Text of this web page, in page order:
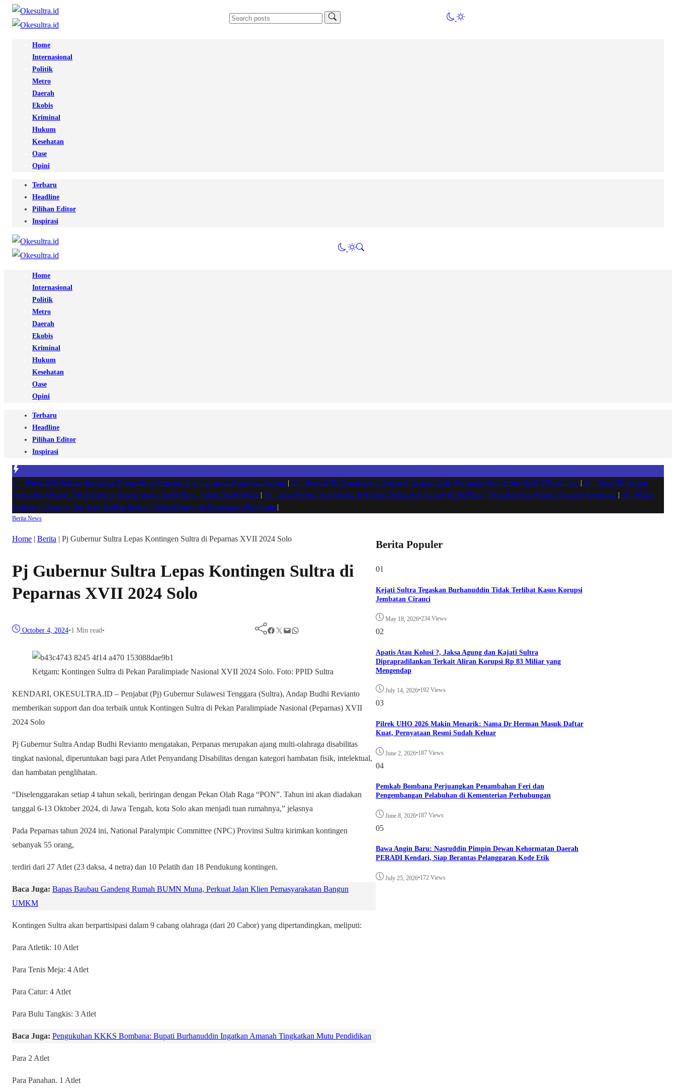
Home
Internasional
Politik
Metro
Daerah
Ekobis
Kriminal
Hukum
Kesehatan
Oase
Opini
Terbaru
Headline
Pilihan Editor
Inspirasi
Home
Internasional
Politik
Metro
Daerah
Ekobis
Kriminal
Hukum
Kesehatan
Oase
Opini
Terbaru
Headline
Pilihan Editor
Inspirasi
#1 - Pilrek USN Kolaka: Ramadhan Tosepu Bawa Semangat Asta Cita untuk Kemajuan Kampus #2 - Harga BBM Nonsubsidi di Sulawesi Tenggara Naik, Pertamina Dex Tembus Rp28.500 per Liter #3 - Siswi SD Korban
Pencabulan Oknum TNI di Konawe Selatan Alami Depresi Berat, Pelaku Masih Buron
#4 - Janda Penjual Nasi Kuning di Kendari Diduga Jadi Korban Kredit Fiktif, Terungkap Usai Mediasi Sengketa Kendaraan #5 - Kuliah
Perdana di Unsultra, Nur Alam Bagikan Praktik Politik Hukum dari Pengalaman Memimpin
Berita News
Home | Berita | Pj Gubernur Sultra Lepas Kontingen Sultra di Peparnas XVII 2024 Solo
Pj Gubernur Sultra Lepas Kontingen Sultra di
Peparnas XVII 2024 Solo
October 4, 2024•1 Min read• Facebook Twitter Mail WhatsApp
Ketgam: Kontingen Sultra di Pekan Paralimpiade Nasional XVII 2024 Solo. Foto: PPID Sultra
KENDARI, OKESULTRA.ID – Penjabat (Pj) Gubernur Sulawesi Tenggara (Sultra), Andap Budhi Revianto
memberikan support dan doa terbaik untuk Kontingen Sultra di Pekan Paralimpiade Nasional (Peparnas) XVII
2024 Solo
Pj Gubernur Sultra Andap Budhi Revianto mengatakan, Perpanas merupakan ajang multi-olahraga disabilitas
tingkat nasional, diperuntukan bagi para Atlet Penyandang Disabilitas dengan kategori hambatan fisik, intelektual,
dan hambatan penglihatan.
“Diselenggarakan setiap 4 tahun sekali, beriringan dengan Pekan Olah Raga “PON”. Tahun ini akan diadakan
tanggal 6-13 Oktober 2024, di Jawa Tengah, kota Solo akan menjadi tuan rumahnya,” jelasnya
Pada Peparnas tahun 2024 ini, National Paralympic Committee (NPC) Provinsi Sultra kirimkan kontingen
sebanyak 55 orang,
terdiri dari 27 Atlet (23 daksa, 4 netra) dan 10 Pelatih dan 18 Pendukung kontingen.
Baca Juga: Bapas Baubau Gandeng Rumah BUMN Muna, Perkuat Jalan Klien Pemasyarakatan Bangun
UMKM
Kontingen Sultra akan berpartisipasi dalam 9 cabang olahraga (dari 20 Cabor) yang dipertandingkan, meliputi:
Para Atletik: 10 Atlet
Para Tenis Meja: 4 Atlet
Para Catur: 4 Atlet
Para Bulu Tangkis: 3 Atlet
Baca Juga: Pengukuhan KKKS Bombana: Bupati Burhanuddin Ingatkan Amanah Tingkatkan Mutu Pendidikan
Para 2 Atlet
Para Panahan. 1 Atlet
Berita Populer
01
Kejati Sultra Tegaskan Burhanuddin Tidak Terlibat Kasus Korupsi
Jembatan Cirauci
May 18, 2026•234 Views
02
Apatis Atau Kolusi ?, Jaksa Agung dan Kajati Sultra
Diprapradilankan Terkait Aliran Korupsi Rp 83 Miliar yang
Mengendap
July 14, 2026•192 Views
03
Pilrek UHO 2026 Makin Menarik: Nama Dr Herman Masuk Daftar
Kuat, Pernyataan Resmi Sudah Keluar
June 2, 2026•187 Views
04
Pemkab Bombana Perjuangkan Penambahan Feri dan
Pengembangan Pelabuhan di Kementerian Perhubungan
June 8, 2026•187 Views
05
Bawa Angin Baru: Nasruddin Pimpin Dewan Kehormatan Daerah
PERADI Kendari, Siap Berantas Pelanggaran Kode Etik
July 25, 2026•172 Views